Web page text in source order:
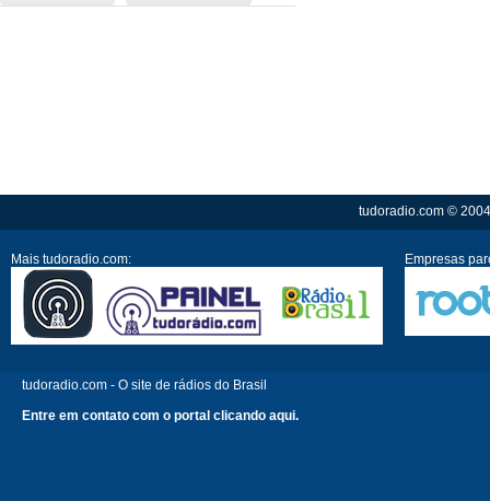
tudoradio.com ©
Mais tudoradio.com: Empresas
tudoradio.com - O site de rádios do Brasil
Entre em contato com o portal clicando aqui.